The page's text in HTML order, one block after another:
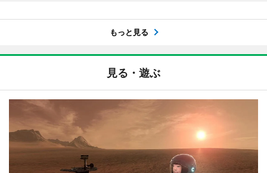
もっと見る
見る・遊ぶ